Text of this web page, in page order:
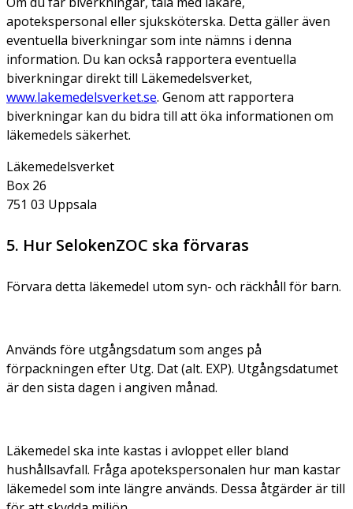
apotekspersonal eller sjuksköterska. Detta gäller även
eventuella biverkningar som inte nämns i denna
information. Du kan också rapportera eventuella
biverkningar direkt till Läkemedelsverket,
www.lakemedelsverket.se. Genom att rapportera
biverkningar kan du bidra till att öka informationen om
läkemedels säkerhet.
Läkemedelsverket
Box 26
751 03 Uppsala
5. Hur SelokenZOC ska förvaras
Förvara detta läkemedel utom syn- och räckhåll för barn.
Används före utgångsdatum som anges på
förpackningen efter Utg. Dat (alt. EXP). Utgångsdatumet
är den sista dagen i angiven månad.
Läkemedel ska inte kastas i avloppet eller bland
hushållsavfall. Fråga apotekspersonalen hur man kastar
läkemedel som inte längre används. Dessa åtgärder är till